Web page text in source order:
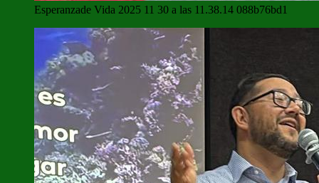
Esperanzade Vida 2025 11 30 a las 11.38.14 088b76bd1